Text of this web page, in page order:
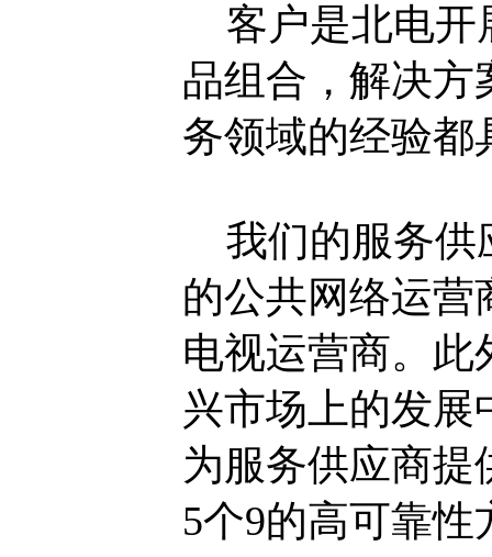
客户是北电开
品组合，解决方
务领域的经验都
我们的服务供
的公共网络运营
电视运营商。此
兴市场上的发展
为服务供应商
5个9的高可靠